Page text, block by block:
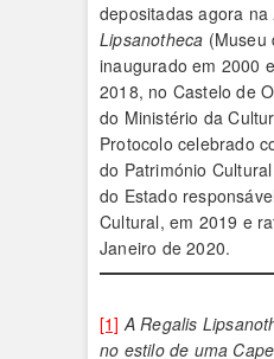
depositadas agora na
Lipsanotheca (Museu
inaugurado em 2000
2018, no Castelo de
do Ministério da
Protocolo celebrado
do Património
do Estado
Cultural, em 2019 e
Janeiro de 2020.
[1] A Regalis
no estilo de uma